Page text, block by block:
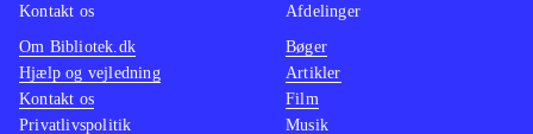
Kontakt os
Om Bibliotek.dk
Hjælp og vejledning
Kontakt os
Privatlivspolitik
Afdelinger
Bøger
Artikler
Film
Musik